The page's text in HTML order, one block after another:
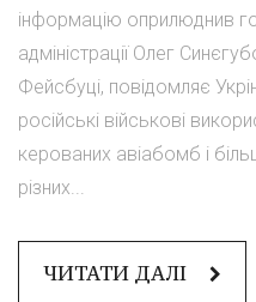
інформацію оприлюднив
адміністрації Олег
Фейсбуці, повідомляє
російські військові
керованих авіабомб і
різних...
ЧИТАТИ ДАЛІ